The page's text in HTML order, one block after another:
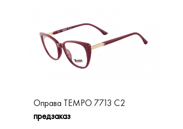
Оправа TEMPO 7713 C2
предзаказ